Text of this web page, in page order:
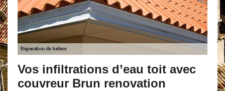
d’eau toit avec
renovation
Vos réparations
de tuile de rive
renovation